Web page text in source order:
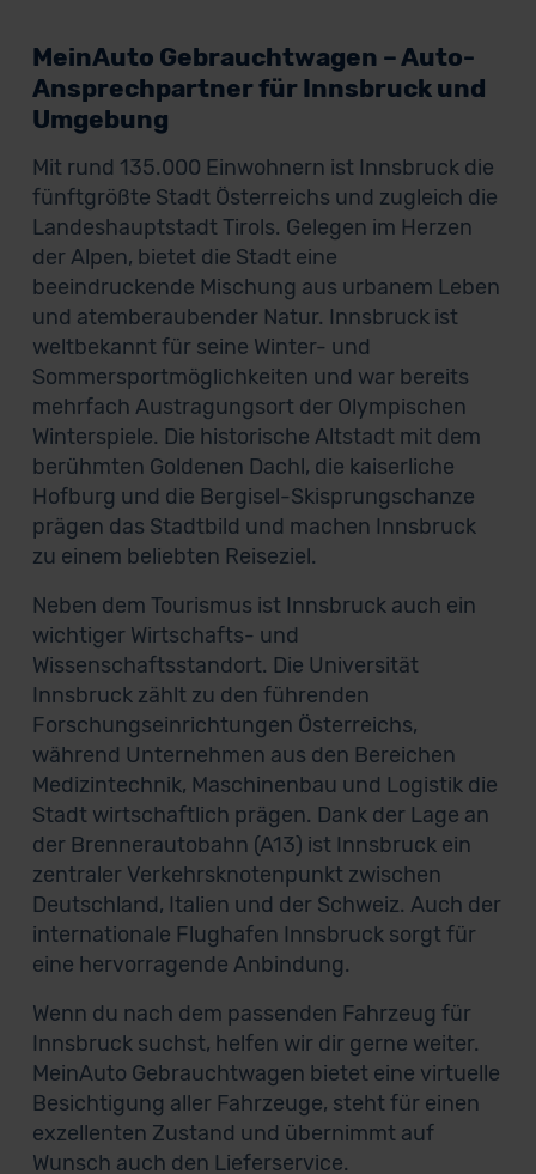
MeinAuto Gebrauchtwagen – Auto-
Ansprechpartner für Innsbruck und
Umgebung
Mit rund 135.000 Einwohnern ist Innsbruck die
fünftgrößte Stadt Österreichs und zugleich die
Landeshauptstadt Tirols. Gelegen im Herzen
der Alpen, bietet die Stadt eine
beeindruckende Mischung aus urbanem Leben
und atemberaubender Natur. Innsbruck ist
weltbekannt für seine Winter- und
Sommersportmöglichkeiten und war bereits
mehrfach Austragungsort der Olympischen
Winterspiele. Die historische Altstadt mit dem
berühmten Goldenen Dachl, die kaiserliche
Hofburg und die Bergisel-Skisprungschanze
prägen das Stadtbild und machen Innsbruck
zu einem beliebten Reiseziel.
Neben dem Tourismus ist Innsbruck auch ein
wichtiger Wirtschafts- und
Wissenschaftsstandort. Die Universität
Innsbruck zählt zu den führenden
Forschungseinrichtungen Österreichs,
während Unternehmen aus den Bereichen
Medizintechnik, Maschinenbau und Logistik die
Stadt wirtschaftlich prägen. Dank der Lage an
der Brennerautobahn (A13) ist Innsbruck ein
zentraler Verkehrsknotenpunkt zwischen
Deutschland, Italien und der Schweiz. Auch der
internationale Flughafen Innsbruck sorgt für
eine hervorragende Anbindung.
Wenn du nach dem passenden Fahrzeug für
Innsbruck suchst, helfen wir dir gerne weiter.
MeinAuto Gebrauchtwagen bietet eine virtuelle
Besichtigung aller Fahrzeuge, steht für einen
exzellenten Zustand und übernimmt auf
Wunsch auch den Lieferservice.